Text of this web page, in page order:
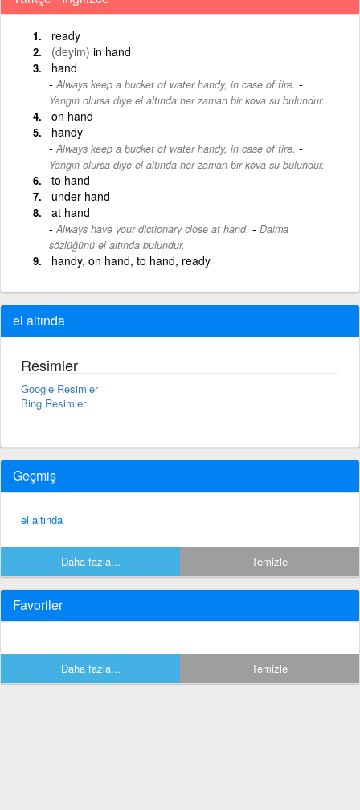
ready
(deyim) in hand
hand
Always keep a bucket of water handy, in case of fire. -
Yangın olursa diye el altında her zaman bir kova su bulundur.
on hand
handy
Always keep a bucket of water handy, in case of fire. -
Yangın olursa diye el altında her zaman bir kova su bulundur.
to hand
under hand
at hand
Always have your dictionary close at hand. - Daima
sözlüğünü el altında bulundur.
handy, on hand, to hand, ready
el altında
Resimler
Google Resimler
Bing Resimler
Geçmiş
el altında
Daha fazla... Temizle
Favoriler
Daha fazla... Temizle